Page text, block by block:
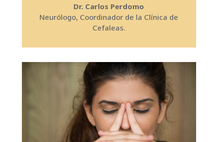
Dr. Carlos Perdomo
Neurólogo, Coordinador de la Clínica de
Cefaleas.